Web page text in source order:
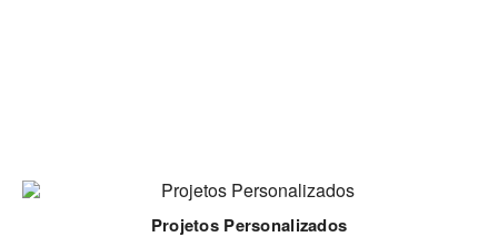
Projetos Personalizados